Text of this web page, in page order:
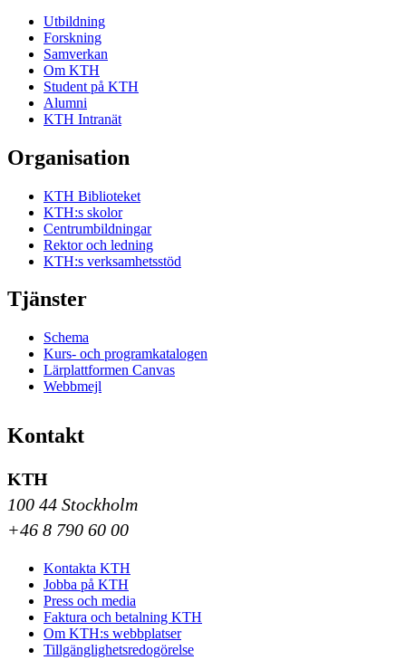
Utbildning
Forskning
Samverkan
Om KTH
Student på KTH
Alumni
KTH Intranät
Organisation
KTH Biblioteket
KTH:s skolor
Centrumbildningar
Rektor och ledning
KTH:s verksamhetsstöd
Tjänster
Schema
Kurs- och programkatalogen
Lärplattformen Canvas
Webbmejl
Kontakt
KTH
100 44 Stockholm
+46 8 790 60 00
Kontakta KTH
Jobba på KTH
Press och media
Faktura och betalning KTH
Om KTH:s webbplatser
Tillgänglighetsredogörelse